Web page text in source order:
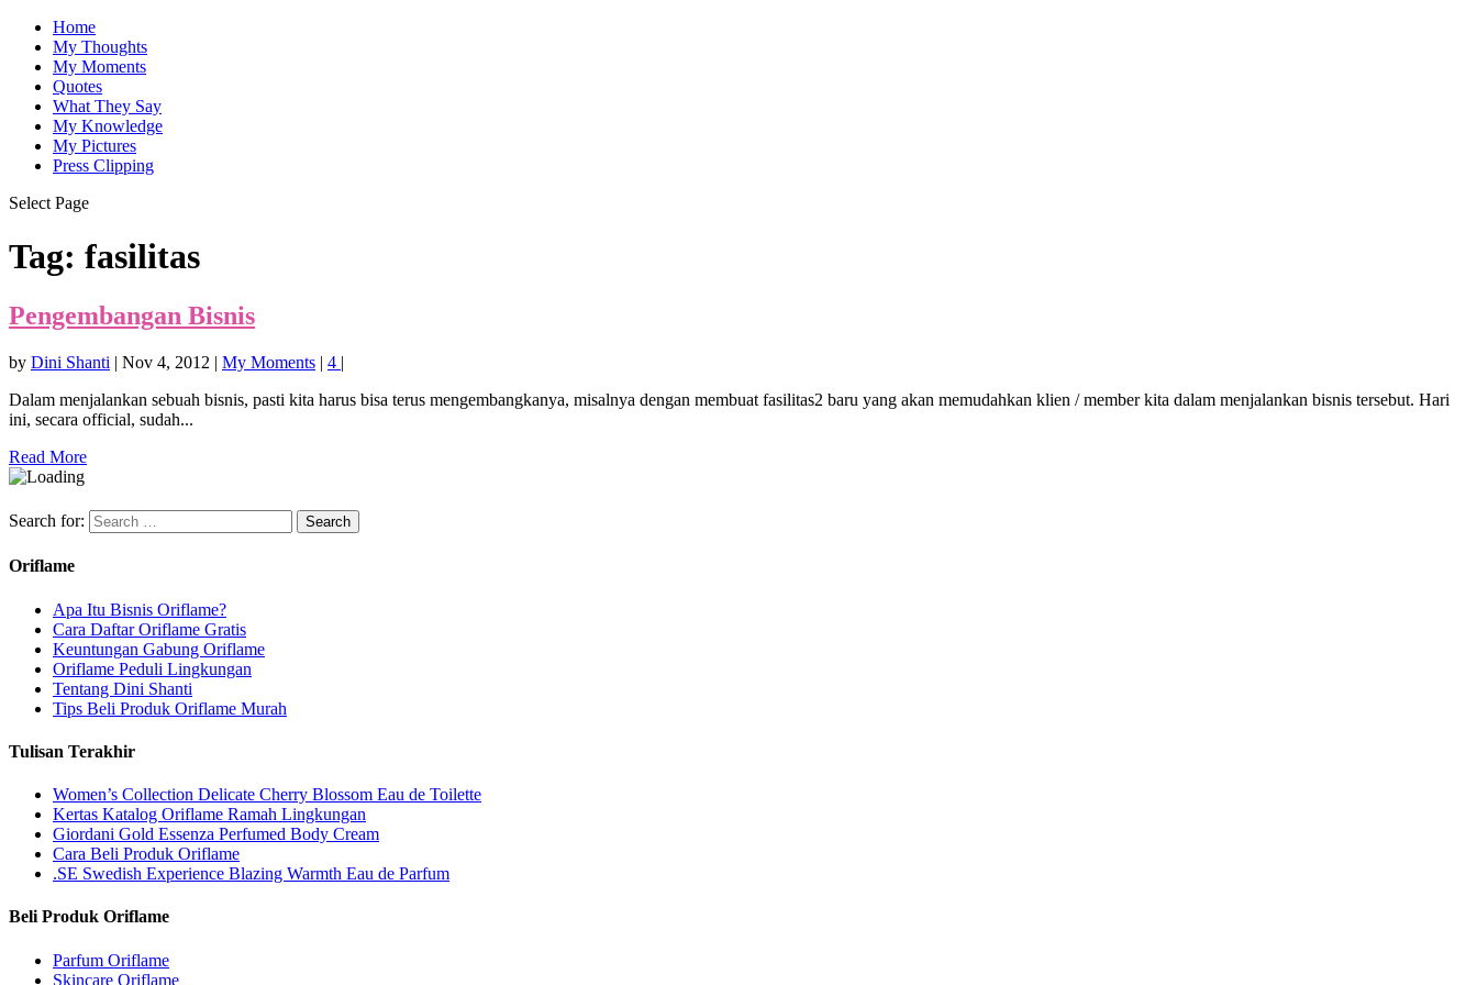
Home
My Thoughts
My Moments
Quotes
What They Say
My Knowledge
My Pictures
Press Clipping
Select Page
Tag: fasilitas
Pengembangan Bisnis
by Dini Shanti | Nov 4, 2012 | My Moments | 4 |
Dalam menjalankan sebuah bisnis, pasti kita harus bisa terus mengembangkanya, misalnya dengan membuat fasilitas2 baru yang akan memudahkan klien / member kita dalam menjalankan bisnis tersebut. Hari
ini, secara official, sudah...
Read More
Search for:
Oriflame
Apa Itu Bisnis Oriflame?
Cara Daftar Oriflame Gratis
Keuntungan Gabung Oriflame
Oriflame Peduli Lingkungan
Tentang Dini Shanti
Tips Beli Produk Oriflame Murah
Tulisan Terakhir
Women’s Collection Delicate Cherry Blossom Eau de Toilette
Kertas Katalog Oriflame Ramah Lingkungan
Giordani Gold Essenza Perfumed Body Cream
Cara Beli Produk Oriflame
.SE Swedish Experience Blazing Warmth Eau de Parfum
Beli Produk Oriflame
Parfum Oriflame
Skincare Oriflame